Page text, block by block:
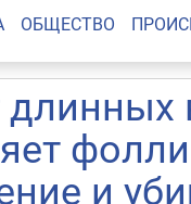
ОБЩЕСТВО
длинных
и